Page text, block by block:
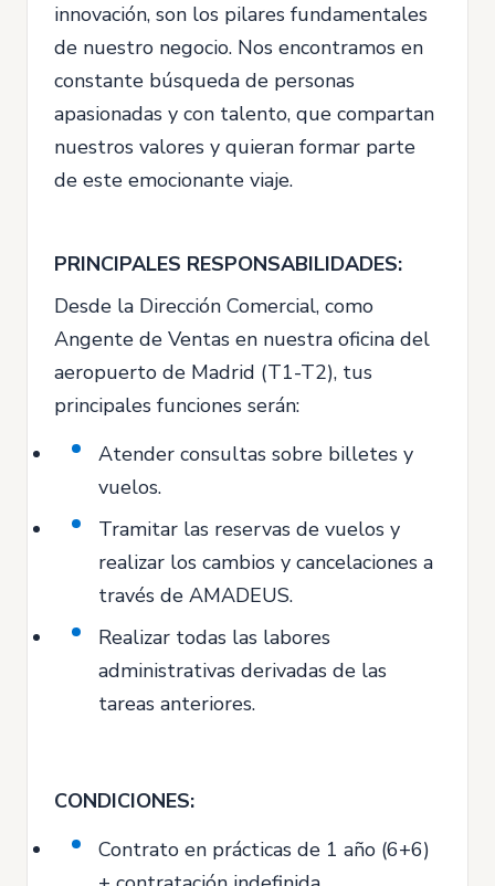
innovación, son los pilares fundamentales
de nuestro negocio. Nos encontramos en
constante búsqueda de personas
apasionadas y con talento, que compartan
nuestros valores y quieran formar parte
de este emocionante viaje.
PRINCIPALES RESPONSABILIDADES:
Desde la Dirección Comercial, como
Angente de Ventas en nuestra oficina del
aeropuerto de Madrid (T1-T2), tus
principales funciones serán:
Atender consultas sobre billetes y
vuelos.
Tramitar las reservas de vuelos y
realizar los cambios y cancelaciones a
través de AMADEUS.
Realizar todas las labores
administrativas derivadas de las
tareas anteriores.
CONDICIONES:
Contrato en prácticas de 1 año (6+6)